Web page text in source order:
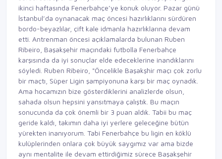
ikinci haftasında Fenerbahçe’ye konuk oluyor. Pazar günü
İstanbul’da oynanacak maç öncesi hazırlıklarını sürdüren
bordo-beyazlılar, çift kale idmanla hazırlıklarına devam
etti. Antrenman öncesi açıklamalarda bulunan Ruben
Ribeiro, Başakşehir maçındaki futbolla Fenerbahçe
karşısında da iyi sonuçlar elde edeceklerine inandıklarını
söyledi. Ruben Ribeiro, "Öncelikle Başakşhir maçı çok zorlu
bir maçtı, Süper Ligin şampiyonuna karşı bir maç oynadık.
Ama hocamızın bize gösterdiklerini analizlerde olsun,
sahada olsun hepsini yansıtmaya çalıştık. Bu maçın
sonucunda da çok önemli bir 3 puan aldık. Tabii bu maç
geride kaldı, takımın daha iyi yerlere geleceğine bütün
yürekten inanıyorum. Tabi Fenerbahçe bu ligin en köklü
kulüplerinden onlara çok büyük saygımız var ama bizde
aynı mentalite ile devam ettirdiğimiz sürece Başakşehir